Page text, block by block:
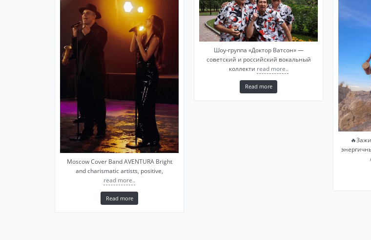
Moscow Cover Band AVENTURA Bright
and charismatic artists, positive,
read more..
Read more
Шоу-группа «Доктор Ватсон» —
советский и российский вокальный
коллекти read more..
Read more